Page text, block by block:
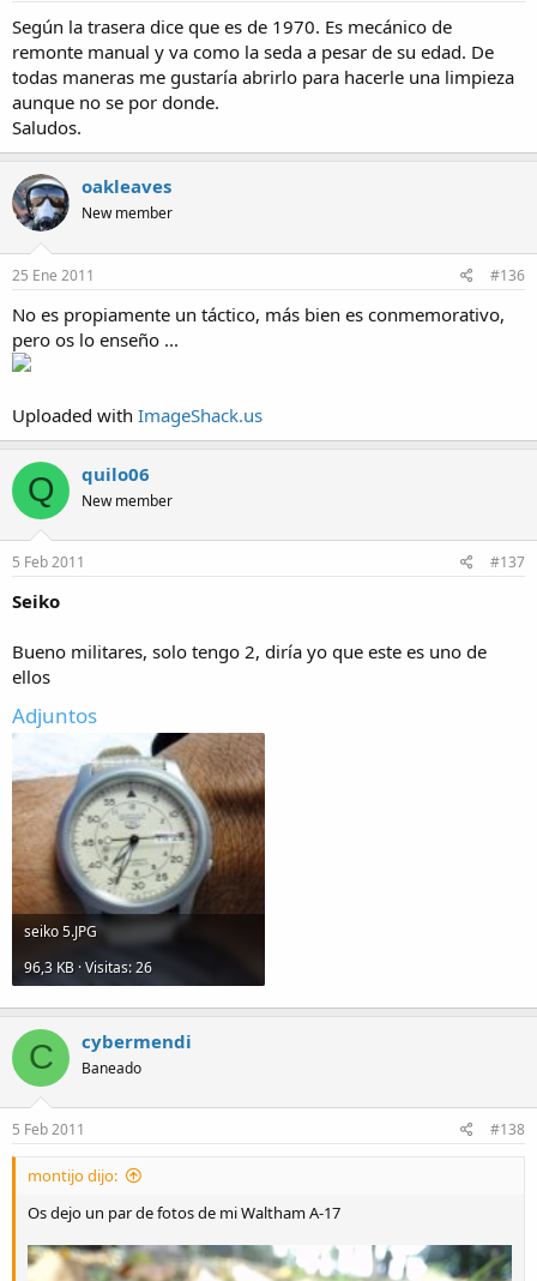
Según la trasera dice que es de 1970. Es mecánico de
remonte manual y va como la seda a pesar de su edad. De
todas maneras me gustaría abrirlo para hacerle una limpieza
aunque no se por donde.
Saludos.
oakleaves
New member
25 Ene 2011 #136
No es propiamente un táctico, más bien es conmemorativo,
pero os lo enseño ...
Uploaded with ImageShack.us
Q quilo06
New member
5 Feb 2011 #137
Seiko
Bueno militares, solo tengo 2, diría yo que este es uno de
ellos
Adjuntos
seiko 5.JPG
96,3 KB · Visitas: 26
C cybermendi
Baneado
5 Feb 2011 #138
montijo dijo:
Os dejo un par de fotos de mi Waltham A-17